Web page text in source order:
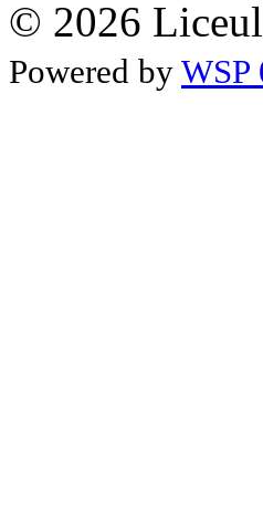
© 2026
Powered by WSP